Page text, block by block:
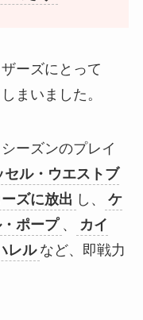
ーズにとって
まいました。
ーズンのプレイ
セル・ウエストブ
ズに放出 し、
ケ
ポープ 、
カイ
レル など、即戦力